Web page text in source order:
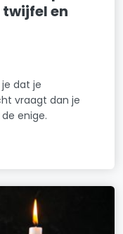
en
je dat je
vraagt dan je
enige.